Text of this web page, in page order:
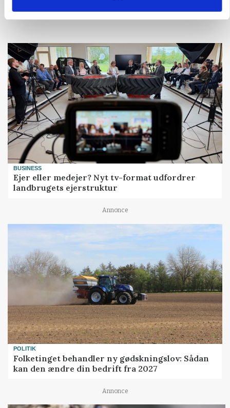
Loading...
BUSINESS
Ejer eller medejer? Nyt tv-format udfordrer
landbrugets ejerstruktur
Annonce
POLITIK
Folketinget behandler ny gødskningslov: Sådan
kan den ændre din bedrift fra 2027
Annonce